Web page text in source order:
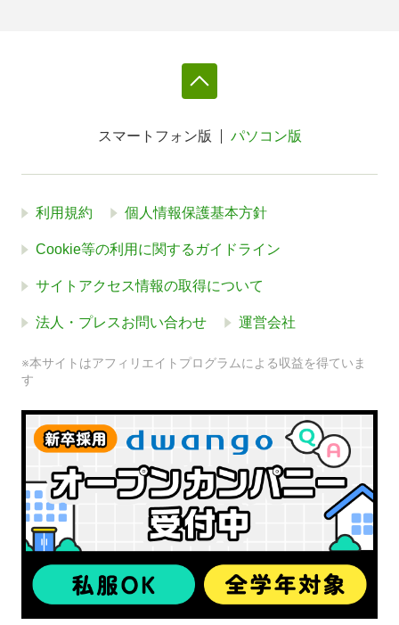
スマートフォン版 パソコン版
利用規約 個人情報保護基本方針
Cookie等の利用に関するガイドライン
サイトアクセス情報の取得について
法人・プレスお問い合わせ 運営会社
※本サイトはアフィリエイトプログラムによる収益を得ていま
す